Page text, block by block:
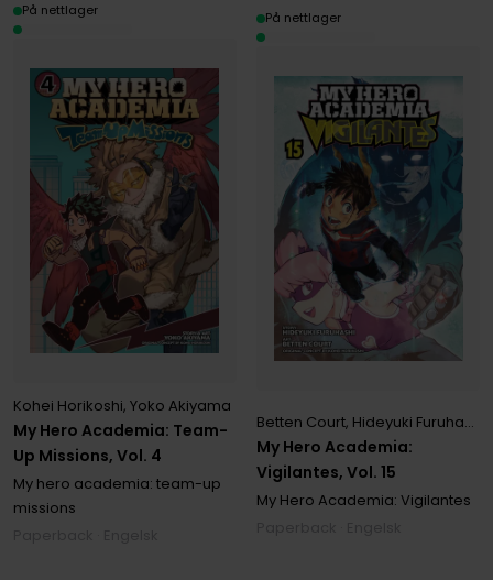
My Hero Academia: Team-
Up Missions, Vol. 4
Kohei Horikoshi, Yoko Akiyama
My hero academia: team-up
missions
På nettlager
My Hero Academia:
Vigilantes, Vol. 15
Betten Court, Hideyuki Furuhashi
My Hero Academia: Vigilantes
På nettlager